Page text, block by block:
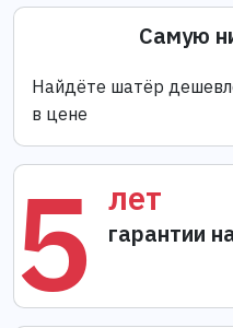
Самую
Найдёте шатёр
в цене
5 лет
гарантии